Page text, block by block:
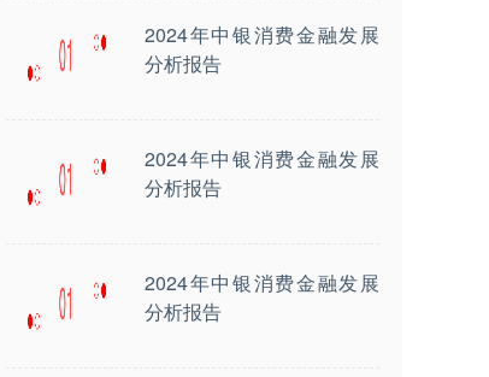
2024年中银消费金融发展
分析报告
2024年中银消费金融发展
分析报告
2024年中银消费金融发展
分析报告